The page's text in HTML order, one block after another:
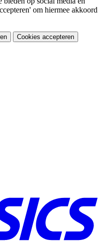
om hiermee akkoord
Cookies accepteren